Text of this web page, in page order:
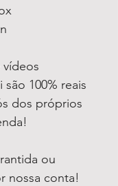
100% reais
dos próprios
ou
nossa conta!